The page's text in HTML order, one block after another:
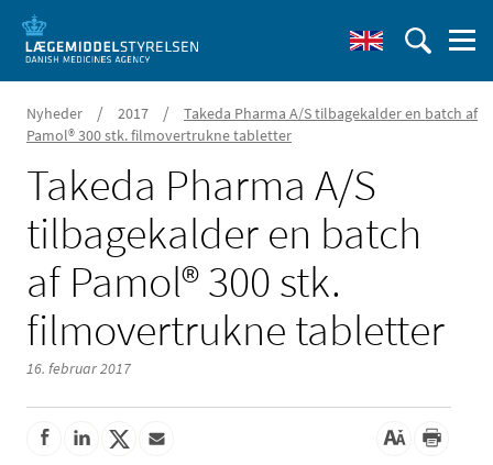
Nyheder / 2017 /
Takeda Pharma A/S tilbagekalder en batch af
Pamol® 300 stk. filmovertrukne tabletter
Takeda Pharma A/S
tilbagekalder en batch
af Pamol® 300 stk.
filmovertrukne tabletter
16. februar 2017